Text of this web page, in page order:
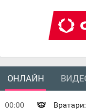
ОНЛАЙН
00:00